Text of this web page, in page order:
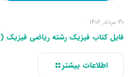
30 مرداد, 1402
فایل کتاب فیزیک رشته ریاضی فیزیک (3)
اطلاعات بیشتر